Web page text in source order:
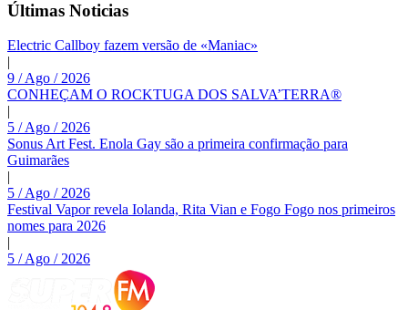
Últimas Noticias
Electric Callboy fazem versão de «Maniac»
|
9 / Ago / 2026
CONHEÇAM O ROCKTUGA DOS SALVA’TERRA®
|
5 / Ago / 2026
Sonus Art Fest. Enola Gay são a primeira confirmação para
Guimarães
|
5 / Ago / 2026
Festival Vapor revela Iolanda, Rita Vian e Fogo Fogo nos primeiros
nomes para 2026
|
5 / Ago / 2026